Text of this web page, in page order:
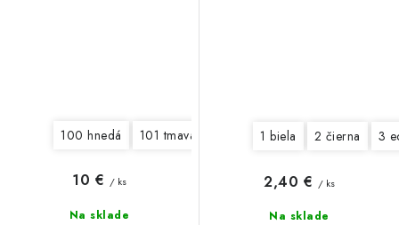
100 hnedá 101 tmavá šedá 103 vínová 104
Na sklade
10 € / ks
1 biela 2 čierna 3
Na sklade
2,40 € / ks